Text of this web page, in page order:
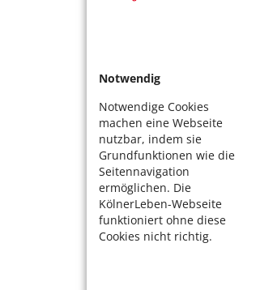
Notwendig
Notwendige Cookies
machen eine Webseite
nutzbar, indem sie
Grundfunktionen wie die
Seitennavigation
ermöglichen. Die
KölnerLeben-Webseite
funktioniert ohne diese
Cookies nicht richtig.